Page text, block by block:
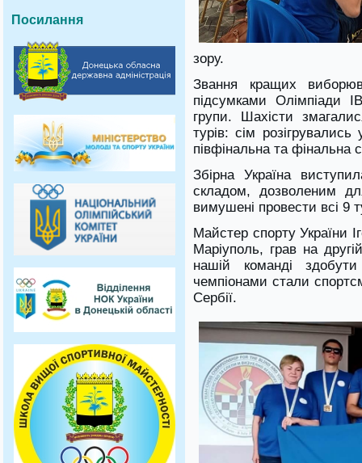
Посилання
зору.
Звання кращих
підсумками Олімпіади
групи. Шахісти
турів: сім
півфінальна та фінальна
Збірна Україна
складом, дозволеним
вимушені провести всі 9
Майстер спорту України
Маріуполь, грав на
нашій команді
чемпіонами стали
Сербії.